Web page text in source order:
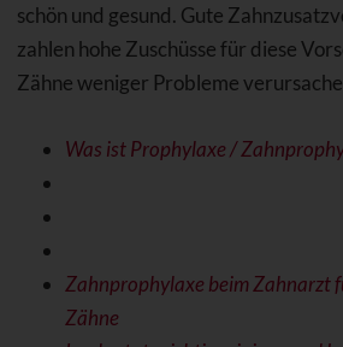
schön und gesund. Gute
zahlen hohe Zuschüsse für diese
Zähne weniger Probleme
Was ist Prophylaxe /
Zahnprophylaxe beim Zahnarzt
Zähne